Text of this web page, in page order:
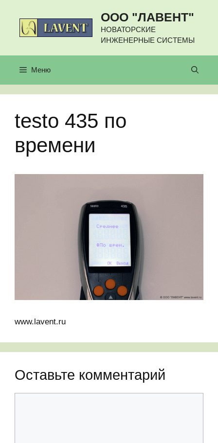
содержимому
ООО "ЛАВЕНТ"
НОВАТОРСКИЕ
ИНЖЕНЕРНЫЕ СИСТЕМЫ
Меню
testo 435 по
времени
www.lavent.ru
Оставьте комментарий